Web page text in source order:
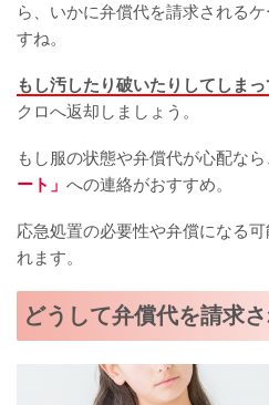
ら、いかに弁償代を請求される
すね。
もし汚したり破いたりしてしまっ
クロへ返却しましょう。
もし服の状態や弁償代が心配なら
ート」 への連絡がおすすめ。
応急処置の必要性や弁償になる
れます。
どうして弁償代を請求